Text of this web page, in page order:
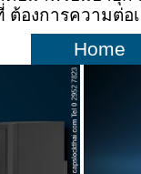
ต้องการความต่
Home